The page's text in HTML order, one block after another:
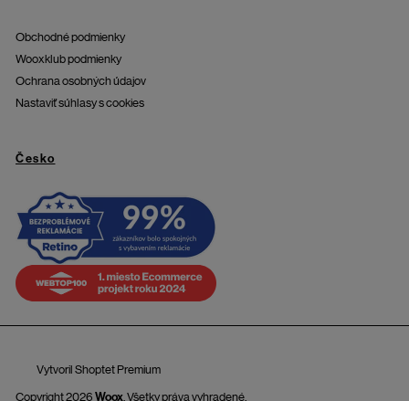
Obchodné podmienky
Wooxklub podmienky
Ochrana osobných údajov
Nastaviť súhlasy s cookies
Česko
Vytvoril Shoptet Premium
Copyright 2026 Woox . Všetky práva vyhradené.